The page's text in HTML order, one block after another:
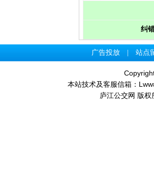
纠
广告投放| 站点
本站技术及客服信箱：
庐江公交网